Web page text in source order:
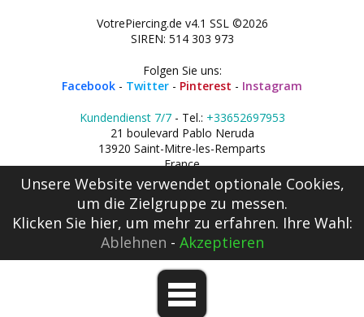
VotrePiercing.de v4.1 SSL ©2026
SIREN: 514 303 973
Folgen Sie uns:
Facebook - Twitter - Pinterest - Instagram
Kundendienst 7/7- Tel.: +33652697953
21 boulevard Pablo Neruda
13920 Saint-Mitre-les-Remparts
France
Unsere Website verwendet optionale Cookies,
um die Zielgruppe zu messen.
Klicken Sie hier, um mehr zu erfahren. Ihre Wahl:
Ablehnen - Akzeptieren